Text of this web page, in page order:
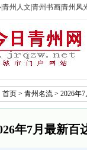
青州人文 青州书画青州风
首页 > 青州名流 > 2026年
年7月最新百